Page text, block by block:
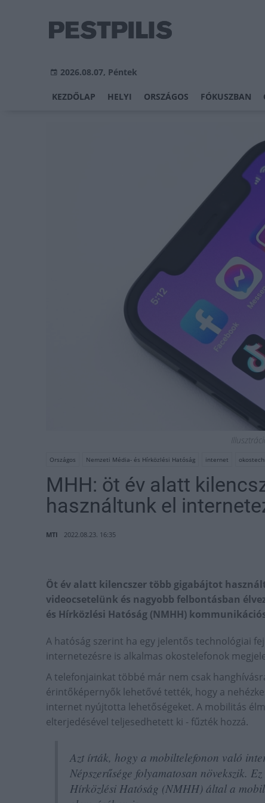
2026.08.07, Péntek
KEZDŐLAP HELYI ORSZÁGOS FÓKUSZBAN
Országos Nemzeti Média- és Hírközlési Hatóság internet
MHH: öt év alatt
használtunk el
MTI 2022.08.23. 16:35
Öt év alatt kilencszer több gigabájtot
videocsetelünk és nagyobb felbontásban
és Hírközlési Hatóság (NMHH)
A hatóság szerint ha egy jelentős technológiai
internetezésre is alkalmas okostelefonok
A telefonjainkat többé már nem csak
érintőképernyők lehetővé tették, hogy a
internet nyújtotta lehetőségeket. A mobilitás
elterjedésével teljesedhetett ki - fűzték hozzá.
Azt írták, hogy a mobiltelefonon való
Népszerűsége folyamatosan növekszik.
Hírközlési Hatóság (NMHH) által a